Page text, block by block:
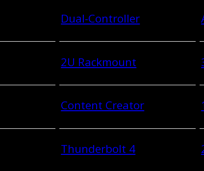
Dual-Controller
2U Rackmount
Content Creator
Thunderbolt 4